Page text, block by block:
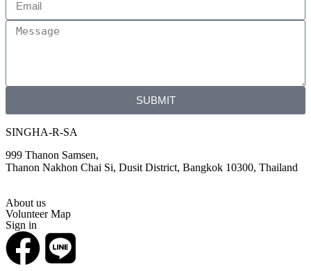
SUBMIT
SINGHA-R-SA
999 Thanon Samsen,
Thanon Nakhon Chai Si, Dusit District, Bangkok 10300, Thailand
About us
Volunteer Map
Sign in